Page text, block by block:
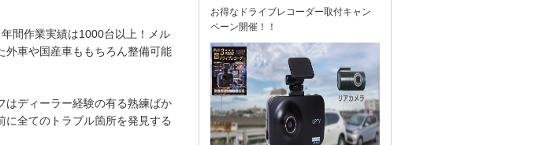
間作業実績は1000台以上！メル
外車や国産車ももちろん整備可能
はディーラー経験の有る熟練ばか
に全てのトラブル箇所を発見する
お得なドライブレコーダー取付キャン
ペーン開催！！